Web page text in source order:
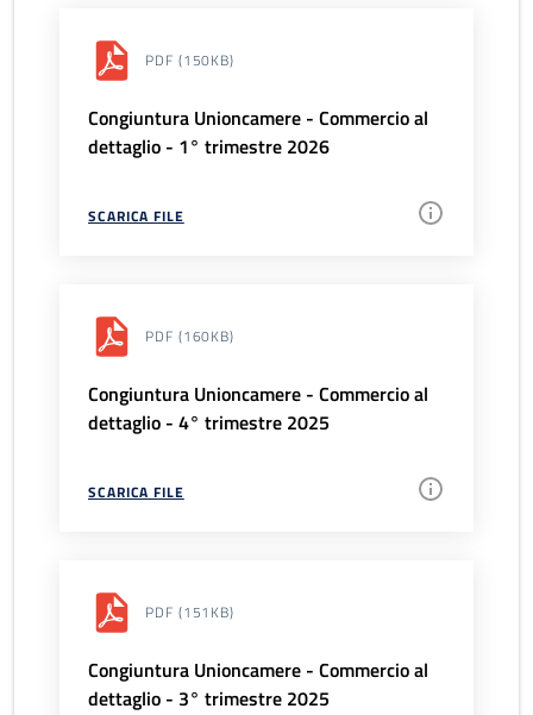
PDF (150KB)
Congiuntura Unioncamere - Commercio al
dettaglio - 1° trimestre 2026
SCARICA FILE
PDF (160KB)
Congiuntura Unioncamere - Commercio al
dettaglio - 4° trimestre 2025
SCARICA FILE
PDF (151KB)
Congiuntura Unioncamere - Commercio al
dettaglio - 3° trimestre 2025